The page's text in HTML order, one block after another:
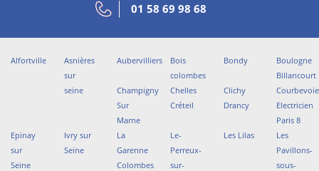
01 58 69 98 68
Alfortville
Asnières
sur
seine
Aubervilliers
Bois
colombes
Bondy
Boulogne
Billancourt
Champigny
Sur
Marne
Chelles Clichy
Courbevoie
Créteil
Drancy
Electricien
Paris 8
Epinay
sur
Seine
Ivry sur
Seine
La
Garenne
Colombes
Le-
Perreux-
sur-
Les Lilas
Les
Pavillons-
sous-